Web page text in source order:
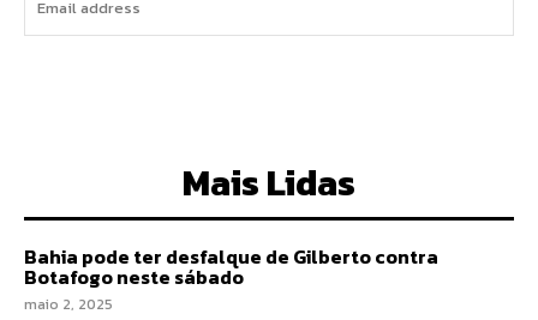
Mais Lidas
Bahia pode ter desfalque de Gilberto contra
Botafogo neste sábado
maio 2, 2025